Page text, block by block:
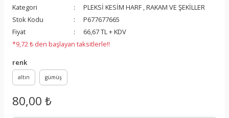
Kategori
PLEKSİ KESİM HARF , RAKAM VE ŞEKİLLER
Stok Kodu
P677677665
Fiyat
66,67 TL + KDV
*9,72 ₺ den başlayan taksitlerle!!
renk
altın gümüş
80,00 ₺